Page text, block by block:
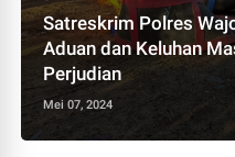
Satreskrim Polres
Aduan dan Keluhan
Perjudian
Mei 07, 2024